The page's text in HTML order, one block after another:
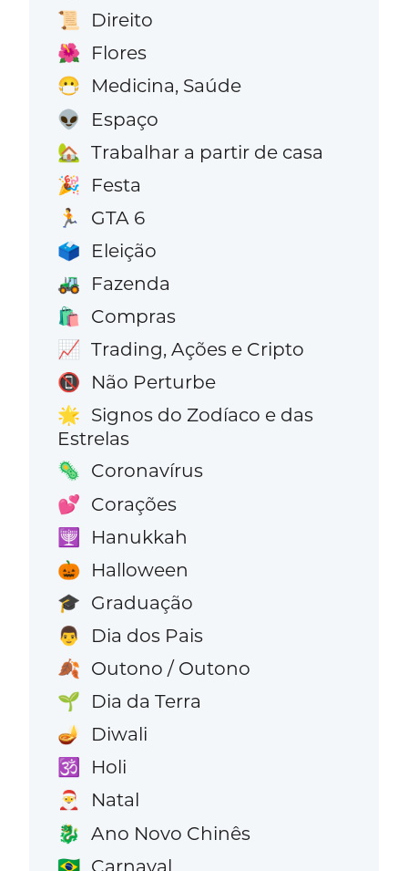
📜 Direito
🌺 Flores
😷 Medicina, Saúde
👽 Espaço
🏡 Trabalhar a partir de casa
🎉 Festa
🏃 GTA 6
🗳️ Eleição
🚜 Fazenda
🛍️ Compras
📈 Trading, Ações e Cripto
📵 Não Perturbe
🌟 Signos do Zodíaco e das
Estrelas
🦠 Coronavírus
💕 Corações
🕎 Hanukkah
🎃 Halloween
🎓 Graduação
👨 Dia dos Pais
🍂 Outono / Outono
🌱 Dia da Terra
🪔 Diwali
🕉️ Holi
🎅 Natal
🐉 Ano Novo Chinês
🇧🇷 Carnaval